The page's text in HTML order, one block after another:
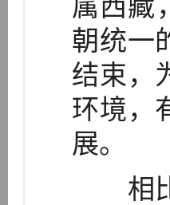
属西藏
朝统一
结束，
环境，
展。
相比